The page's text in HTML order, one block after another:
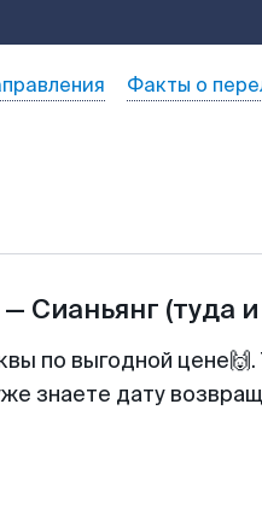
Факты о
— Сианьянг (туда
по выгодной
знаете дату